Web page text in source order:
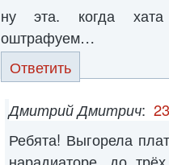
ну эта. когда
оштрафуем…
Ответить
Дмитрий Дмитрич:
Ребята! Выгорела
нарадиаторе, до